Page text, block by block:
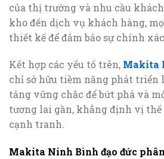
của thị trường và nhu cầu
kho đến dịch vụ khách hàng,
thiết kế để đảm bảo sự chính
Kết hợp các yếu tố trên, Makita
chỉ sở hữu tiềm năng phát triển
tảng vững chắc để bứt phá và
tương lai gần, khẳng định vị
cạnh tranh.
Makita Ninh Bình đạo đức